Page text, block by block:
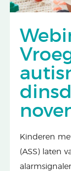
Kinderen
(ASS) laten